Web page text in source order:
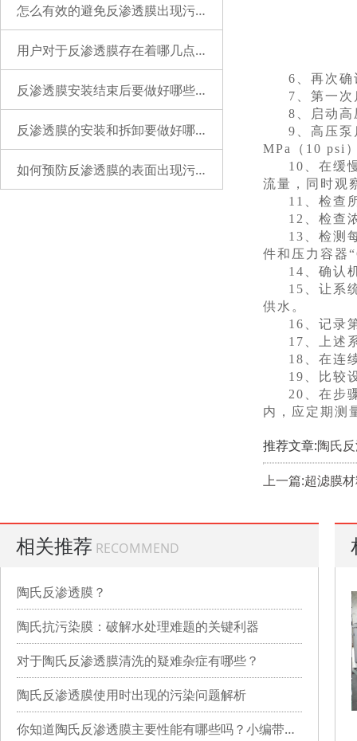
怎么有效的避免反渗透膜出现污染？
用户对于反渗透膜存在着哪几点误解？
反渗透膜安装结束后要做好哪些检查的工作？
反渗透膜的安装和拆卸要做好哪些准备？
如何预防反渗透膜的表面出现污染？
6、再次
7、第一
8、启动高
9、高压
MPa（10 psi
10、在缓
流量，同时观
11、检查
12、检查
13、检测
件和压力容器
14、确认
15、让系
供水。
16、记录
17、上述
18、在连
19、比较
20、在步
内，应定期测
推荐文章:陶氏
上一篇:超滤膜
相关推荐 RECOMMEND
陶氏反渗透膜？
陶氏抗污染膜：破解水处理难题的关键利器
对于陶氏反渗透膜清洗的疑难杂症有哪些？
陶氏反渗透膜使用时出现的污染问题解析
你知道陶氏反渗透膜主要性能有哪些吗？小编带你详细了解